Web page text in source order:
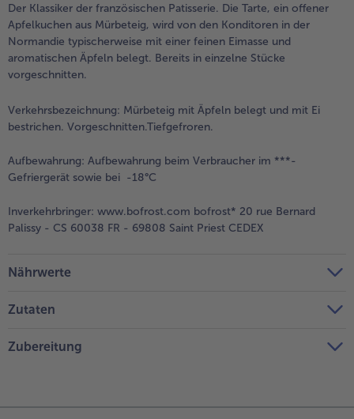
Der Klassiker der französischen Patisserie. Die Tarte, ein offener
Apfelkuchen aus Mürbeteig, wird von den Konditoren in der
Normandie typischerweise mit einer feinen Eimasse und
aromatischen Äpfeln belegt. Bereits in einzelne Stücke
vorgeschnitten.
Verkehrsbezeichnung: Mürbeteig mit Äpfeln belegt und mit Ei
bestrichen. Vorgeschnitten.Tiefgefroren.
Aufbewahrung: Aufbewahrung beim Verbraucher im ***-
Gefriergerät sowie bei -18°C
Inverkehrbringer: www.bofrost.com bofrost* 20 rue Bernard
Palissy - CS 60038 FR - 69808 Saint Priest CEDEX
Nährwerte
Zutaten
Zubereitung